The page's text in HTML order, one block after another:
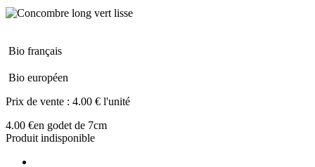
Bio français
Bio européen
Prix de vente : 4.00 € l'unité
4.00 €en godet de 7cm
Produit indisponible